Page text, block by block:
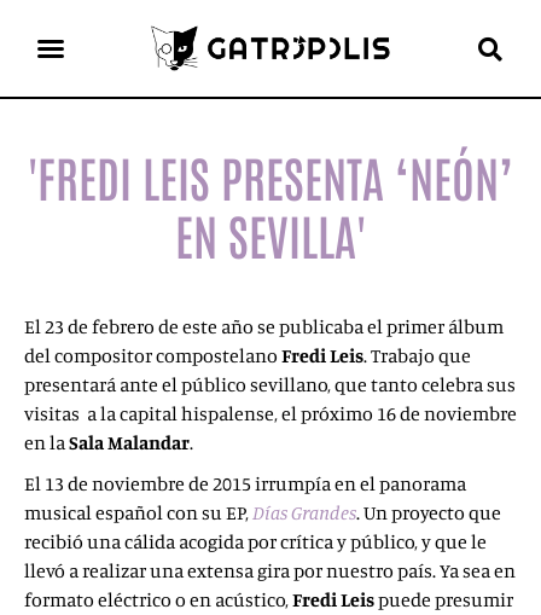
'FREDI LEIS PRESENTA ‘NEÓN’
EN SEVILLA'
El 23 de febrero de este año se publicaba el primer álbum
del compositor compostelano Fredi Leis. Trabajo que
presentará ante el público sevillano, que tanto celebra sus
visitas a la capital hispalense, el próximo 16 de noviembre
en laSala Malandar.
El 13 de noviembre de 2015 irrumpía en el panorama
musical español con su EP,Días Grandes. Un proyecto que
recibió una cálida acogida por crítica y público, y que le
llevó a realizar una extensa gira por nuestro país. Ya sea en
formato eléctrico o en acústico,Fredi Leispuede presumir